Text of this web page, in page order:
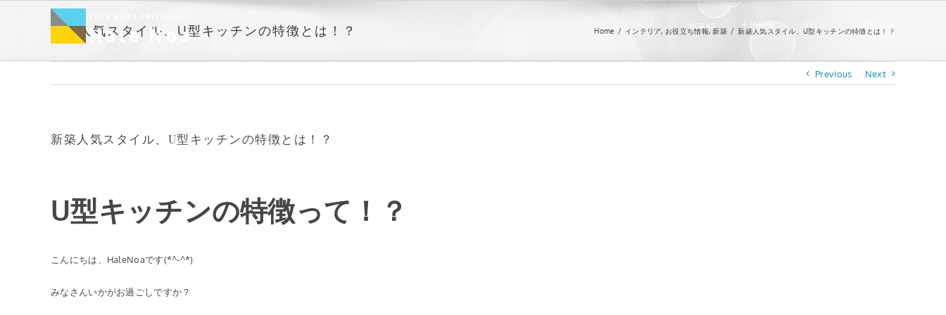
トップページ WORKS 土地情報 ブログ お問合わせ
新築人気スタイル、U型キッチンの特徴とは！？ Home / インテリア, お役立ち情報,新築 / 新築人気スタイル、U型キッチンの特徴とは！？
Previous Next
新築人気スタイル、U型キッチンの特徴とは！？
U型キッチンの特徴って！？
こんにちは、HaleNoaです(*^-^*)
みなさんいかがお過ごしですか？